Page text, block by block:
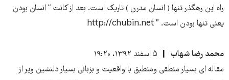
راه اين رهگذر تنها ( انسان مدرن ) تاريک است. بعد از کانت “ انسان بودن
یعنی تنها بودن است. ” http://chubin.net
محمد رضا شهاب
۵ اسفند ۱۳۹۲، ۱۹:۲۰
مقاله ای بسیار منطقی ومنطبق با واقعیت و بزبانی بسیار دلنشین وپر از